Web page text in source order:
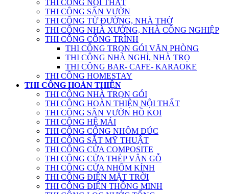
THI CÔNG NỘI THẤT
THI CÔNG SÂN VƯỜN
THI CÔNG TỪ ĐƯỜNG, NHÀ THỜ
THI CÔNG NHÀ XƯỞNG, NHÀ CÔNG NGHIỆP
THI CÔNG CÔNG TRÌNH
THI CÔNG TRỌN GÓI VĂN PHÒNG
THI CÔNG NHÀ NGHỈ, NHÀ TRỌ
THI CÔNG BAR- CAFE- KARAOKE
THI CÔNG HOMESTAY
THI CÔNG HOÀN THIỆN
THI CÔNG NHÀ TRỌN GÓI
THI CÔNG HOÀN THIỆN NỘI THẤT
THI CÔNG SÂN VƯỜN HỒ KOI
THI CÔNG HỆ MÁI
THI CÔNG CỔNG NHÔM ĐÚC
THI CÔNG SẮT MỸ THUẬT
THI CÔNG CỬA COMPOSITE
THI CÔNG CỬA THÉP VÂN GỖ
THI CÔNG CỬA NHÔM KÍNH
THI CÔNG ĐIỆN MẶT TRỜI
THI CÔNG ĐIỆN THÔNG MINH